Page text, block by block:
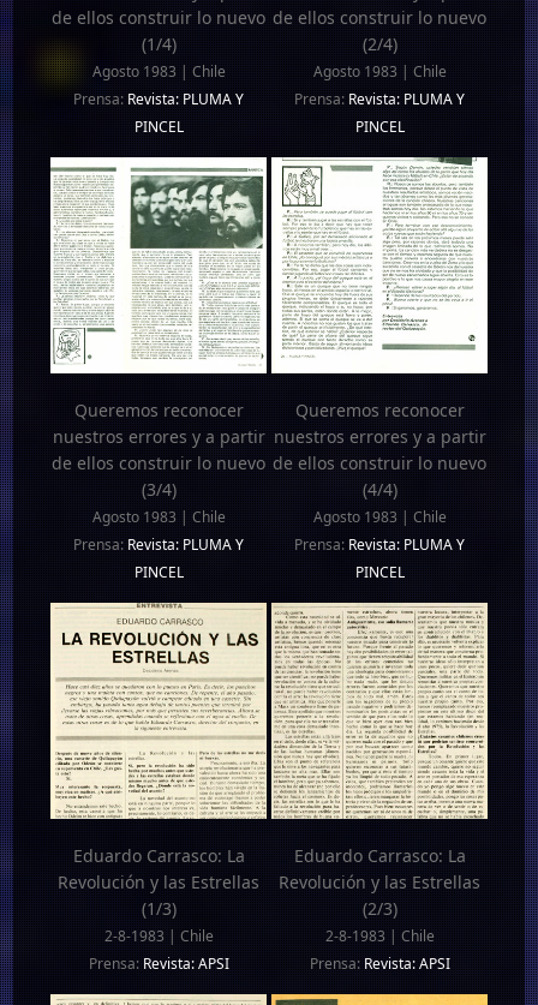
de ellos construir lo nuevo
(1/4)
Agosto 1983 | Chile
Prensa: Revista: PLUMA Y
PINCEL
de ellos construir lo nuevo
(2/4)
Agosto 1983 | Chile
Prensa: Revista: PLUMA Y
PINCEL
Queremos reconocer
nuestros errores y a partir
de ellos construir lo nuevo
(3/4)
Agosto 1983 | Chile
Prensa: Revista: PLUMA Y
PINCEL
Queremos reconocer
nuestros errores y a partir
de ellos construir lo nuevo
(4/4)
Agosto 1983 | Chile
Prensa: Revista: PLUMA Y
PINCEL
Eduardo Carrasco: La
Revolución y las Estrellas
(1/3)
2-8-1983 | Chile
Prensa:Revista: APSI
Eduardo Carrasco: La
Revolución y las Estrellas
(2/3)
2-8-1983 | Chile
Prensa:Revista: APSI